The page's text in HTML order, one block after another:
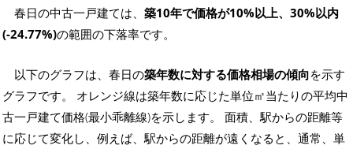
春日の中古一戸建ては、 築10年で価格が10%以上、30%以内
(-24.77%)の範囲の下落率です。
以下のグラフは、春日の築年数に対する価格相場の傾向を示す
グラフです。 オレンジ線は築年数に応じた単位㎡当たりの平均中
古一戸建て価格(最小乖離線)を示します。 面積、駅からの距離等
に応じて変化し、例えば、駅からの距離が遠くなると、通常、単